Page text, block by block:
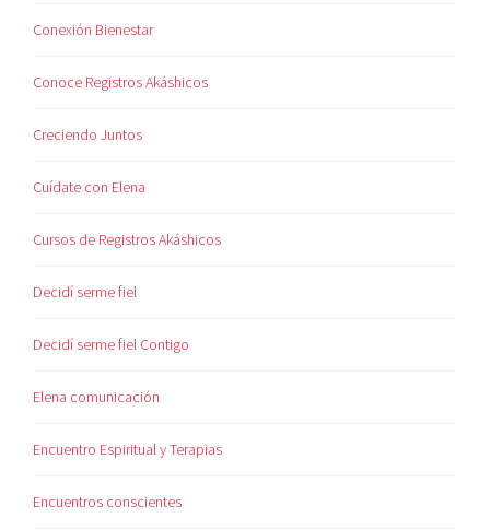
Conexión Bienestar
Conoce Registros Akáshicos
Creciendo Juntos
Cuídate con Elena
Cursos de Registros Akáshicos
Decidí serme fiel
Decidí serme fiel Contigo
Elena comunicación
Encuentro Espiritual y Terapias
Encuentros conscientes